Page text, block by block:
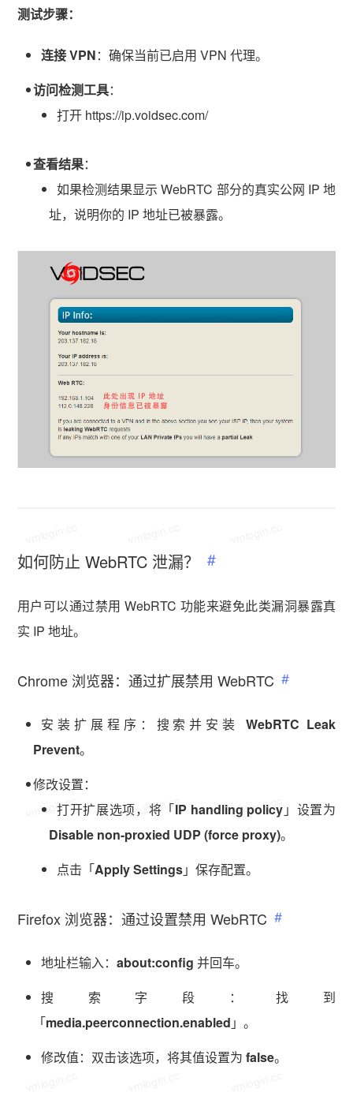
测试步骤：
连接 VPN：确保当前已启用 VPN 代理。
访问检测工具：
打开 https://ip.voidsec.com/
查看结果：
如果检测结果显示 WebRTC 部分的真实公网 IP 地
址，说明你的 IP 地址已被暴露。
如何防止 WebRTC 泄漏？
用户可以通过禁用 WebRTC 功能来避免此类漏洞暴露真
实 IP 地址。
Chrome 浏览器：通过扩展禁用 WebRTC
安装扩展程序：搜索并安装WebRTC Leak
Prevent。
修改设置：
打开扩展选项，将「IP handling policy 」设置为
Disable non-proxied UDP (force proxy)。
点击「Apply Settings」保存配置。
Firefox 浏览器：通过设置禁用 WebRTC
地址栏输入： about:config 并回车。
搜索字段：找到
「media.peerconnection.enabled 」。
修改值：双击该选项，将其值设置为 false。
vmlogin.cc vmlogin.cc vmlogin.cc
vmlogin.cc vmlogin.cc vmlogin.cc